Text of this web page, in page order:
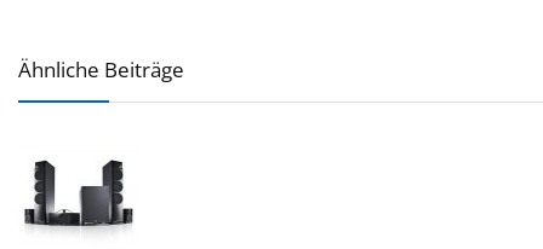
Ähnliche Beiträge